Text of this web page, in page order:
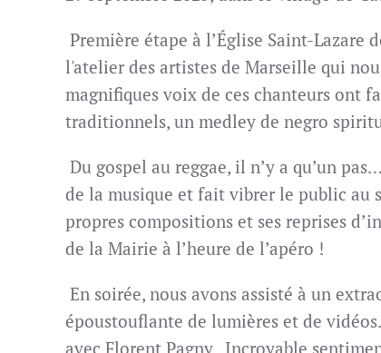
Première étape à l’Église Saint-
l'atelier des artistes de Marseille qui
magnifiques voix de ces chanteurs ont
traditionnels, un medley de negro
Du gospel au reggae, il n’y a qu’un
de la musique et fait vibrer le public au
propres compositions et ses reprises
de la Mairie à l’heure de l’apéro !
En soirée, nous avons assisté à un
époustouflante de lumières et de
avec Florent Pagny. Incroyable